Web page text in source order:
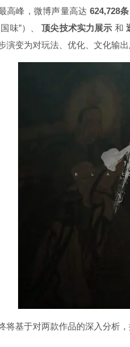
高峰，微博声量高达 624,728条
国味”）、顶尖技术实力展示 和
演变为对玩法、优化、文化输
将基于对两款作品的深入分析